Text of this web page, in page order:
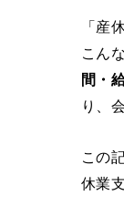
「産
こん
間・
り、
この
休業